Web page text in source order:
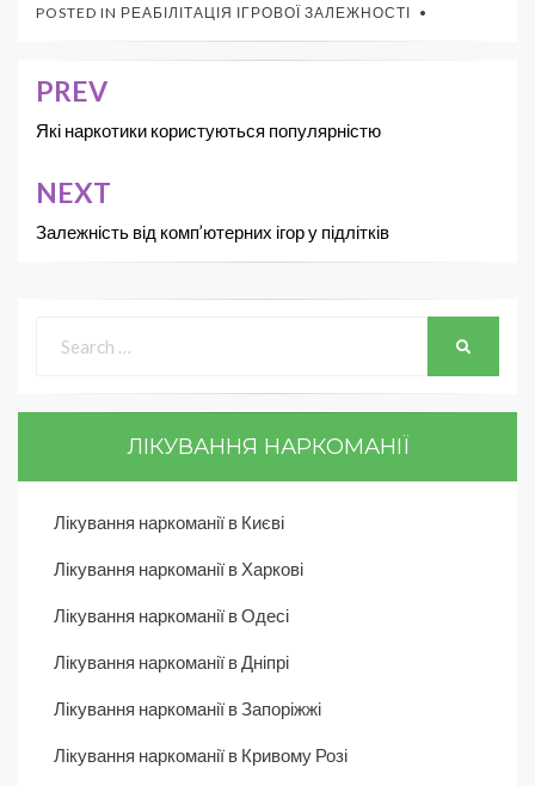
POSTED IN РЕАБІЛІТАЦІЯ ІГРОВОЇ ЗАЛЕЖНОСТІ
PREV
Які наркотики користуються популярністю
NEXT
Залежність від комп’ютерних ігор у підлітків
ЛІКУВАННЯ НАРКОМАНІЇ
Лікування наркоманії в Києві
Лікування наркоманії в Харкові
Лікування наркоманії в Одесі
Лікування наркоманії в Дніпрі
Лікування наркоманії в Запоріжжі
Лікування наркоманії в Кривому Розі